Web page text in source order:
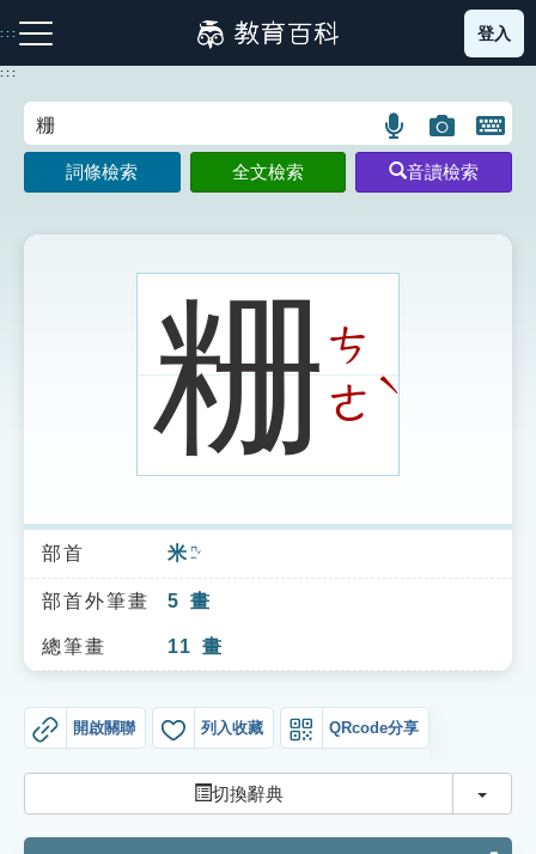
到
主
:::
注音索引圖示 筆畫索引圖示 部首索引表圖示
索引選單
知識索引
單字索引
登入
:::
語
言
搜
示
圖
片
搜
開
鍵
圖
詞條檢索 全文檢索 音讀檢索
粣ㄘ
ㄜˋ
部首 米 ㄇㄧˇ
部首外筆畫 5 畫
總筆畫 11 畫
開啟關聯 列入收藏 QRcode分享
切換辭典 切換